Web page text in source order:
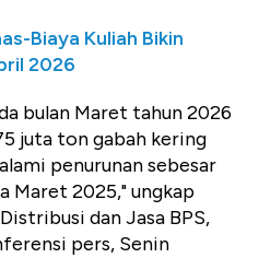
Biaya Kuliah Bikin
2026
bulan Maret tahun 2026
juta ton gabah kering
penurunan sebesar
Maret 2025," ungkap
dan Jasa BPS,
pers, Senin